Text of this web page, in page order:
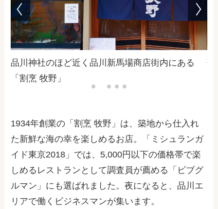
品川神社のほど近く品川新馬場商店街内にある
「割烹 牧野」
落
1934年創業の「割烹 牧野」は、築地から仕入れ
た新鮮な海の幸を楽しめるお店。「ミシュランガ
イド東京2018」では、5,000円以下の価格帯で楽
しめるレストランとして調査員が薦める「ビブグ
ルマン」にも選ばれました。夜になると、品川エ
リアで働くビジネスマンが集います。